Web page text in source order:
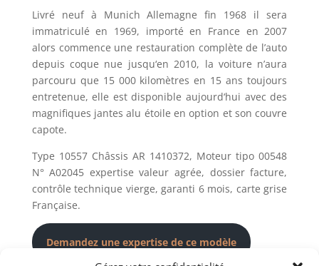
Livré neuf à Munich Allemagne fin 1968 il sera
immatriculé en 1969, importé en France en 2007
alors commence une restauration complète de l’auto
depuis coque nue jusqu‘en 2010, la voiture n’aura
parcouru que 15 000 kilomètres en 15 ans toujours
entretenue, elle est disponible aujourd‘hui avec des
magnifiques jantes alu étoile en option et son couvre
capote.
Type 10557 Châssis AR 1410372, Moteur tipo 00548
N° A02045 expertise valeur agrée, dossier facture,
contrôle technique vierge, garanti 6 mois, carte grise
Française.
Demandez une expertise de ce modèle